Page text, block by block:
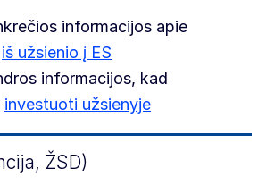
informacijos apie
iš užsienio į ES
informacijos, kad
investuoti užsienyje
ŽSD)